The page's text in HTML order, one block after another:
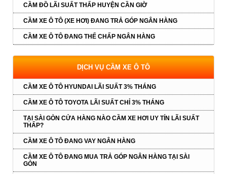
CẦM ĐỒ LÃI SUẤT THẤP HUYỆN CẦN GIỜ
CẦM XE Ô TÔ (XE HƠI) ĐANG TRẢ GÓP NGÂN HÀNG
CẦM XE Ô TÔ ĐANG THẾ CHẤP NGÂN HÀNG
DỊCH VỤ CẦM XE Ô TÔ
CẦM XE Ô TÔ HYUNDAI LÃI SUẤT 3% THÁNG
CẦM XE Ô TÔ TOYOTA LÃI SUẤT CHỈ 3% THÁNG
TẠI SÀI GÒN CỬA HÀNG NÀO CẦM XE HƠI UY TÍN LÃI SUẤT
THẤP?
CẦM XE Ô TÔ ĐANG VAY NGÂN HÀNG
CẦM XE Ô TÔ ĐANG MUA TRẢ GÓP NGÂN HÀNG TẠI SÀI
GÒN